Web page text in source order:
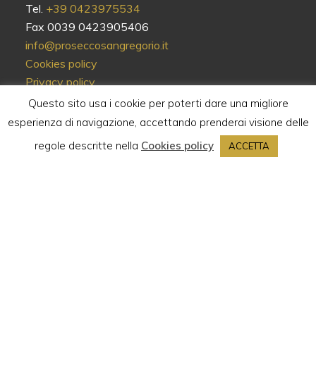
Tel. +39 0423975534
Fax 0039 0423905406
info@proseccosangregorio.it
Cookies policy
Privacy policy
Termini e condizioni
Website solutions by REBULA
Questo sito usa i cookie per poterti dare una migliore
esperienza di navigazione, accettando prenderai visione delle
regole descritte nella Cookies policy ACCETTA